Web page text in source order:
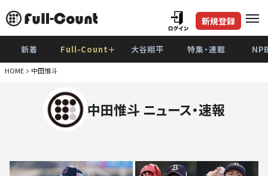
新規登録
新着 Full-Count＋ 大谷翔平 特集・連載
HOME 中田惟斗
中田惟斗 ニュース・速報